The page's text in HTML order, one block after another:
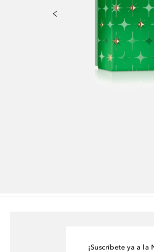
¡Suscríbete ya a la